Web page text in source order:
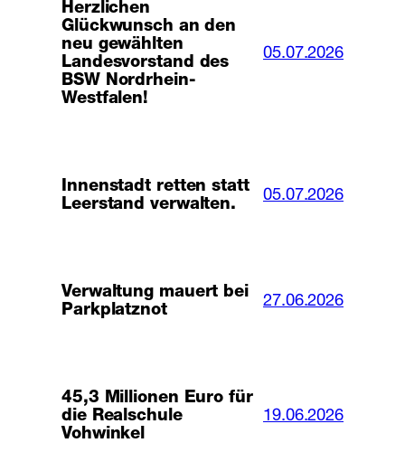
Herzlichen
Glückwunsch an den
neu gewählten
Landesvorstand des
BSW Nordrhein-
Westfalen!
05.07.2026
Innenstadt retten statt
Leerstand verwalten.
05.07.2026
Verwaltung mauert bei
Parkplatznot
27.06.2026
45,3 Millionen Euro für
die Realschule
Vohwinkel
19.06.2026